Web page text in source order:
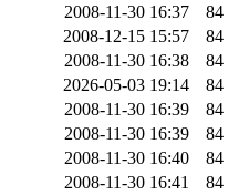
2008-11-30 16:37
84
2008-12-15 15:57
84
2008-11-30 16:38
84
2026-05-03 19:14
84
2008-11-30 16:39
84
2008-11-30 16:39
84
2008-11-30 16:40
84
2008-11-30 16:41
84